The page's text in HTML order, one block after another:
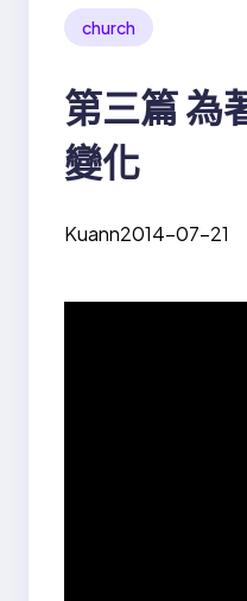
church
第三篇 為
變化
Kuann2014-07-21